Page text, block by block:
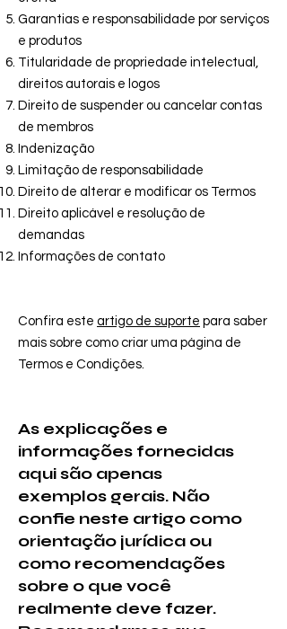
Garantias e responsabilidade por serviços
e produtos
Titularidade de propriedade intelectual,
direitos autorais e logos
Direito de suspender ou cancelar contas
de membros
Indenização
Limitação de responsabilidade
Direito de alterar e modificar os Termos
Direito aplicável e resolução de
demandas
Informações de contato
Confira este artigo de suporte para saber
mais sobre como criar uma página de
Termos e Condições.
As explicações e
informações fornecidas
aqui são apenas
exemplos gerais. Não
confie neste artigo como
orientação jurídica ou
como recomendações
sobre o que você
realmente deve fazer.